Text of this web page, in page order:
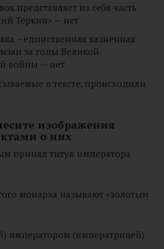
представляет из себя часть
Теркин» — нет
– единственная казненная
за годы Великой
войны — нет
в тексте, происходили
изображения
о них
принял титул императора
монарха называют «золотым
императором (императрицей)